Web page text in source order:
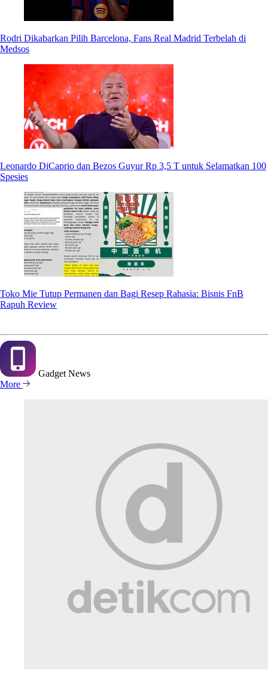
Rodri Dikabarkan Pilih Barcelona, Fans Real Madrid Terbelah di
Medsos
Leonardo DiCaprio dan Bezos Guyur Rp 3,5 T untuk Selamatkan 100
Spesies
Toko Mie Tutup Permanen dan Bagi Resep Rahasia: Bisnis FnB
Rapuh Review
Gadget News
More